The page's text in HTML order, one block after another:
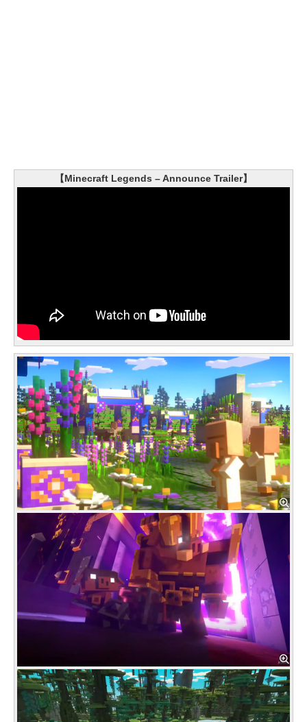
【Minecraft Legends – Announce Trailer】